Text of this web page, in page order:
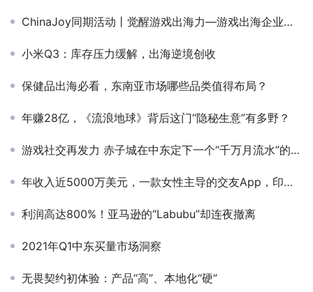
ChinaJoy同期活动丨觉醒游戏出海力—游戏出海企业高层闭门会，分析行业趋势，解码出海秘籍！
小米Q3：库存压力缓解，出海逆境创收
保健品出海必看，东南亚市场哪些品类值得布局？
年赚28亿，《流浪地球》背后这门“隐秘生意”有多野？
游戏社交再发力 赤子城在中东定下一个“千万月流水”的小目标
年收入近5000万美元，一款女性主导的交友App，印尼成最大付费来源
利润高达800%！亚马逊的“Labubu”却连夜撤离
2021年Q1中东买量市场洞察
无畏契约初体验：产品“高”、本地化“硬”